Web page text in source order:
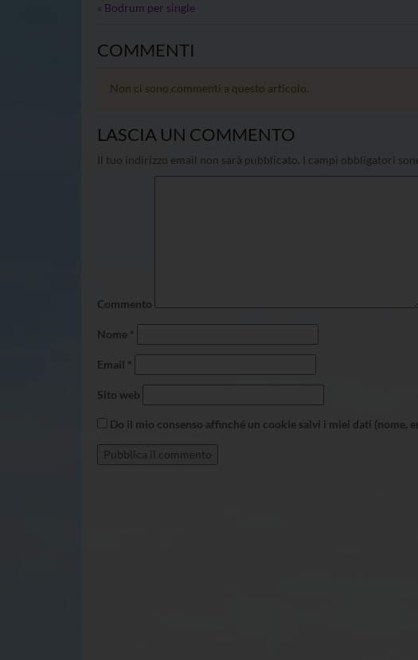
« Bodrum per single
COMMENTI
Non ci sono commenti a questo articolo.
LASCIA UN COMMENTO
Il tuo indirizzo email non sarà pubblicato. I campi obbligatori
Commento
Nome *
Email *
Sito web
Do il mio consenso affinché un cookie salvi i miei dati (nome,